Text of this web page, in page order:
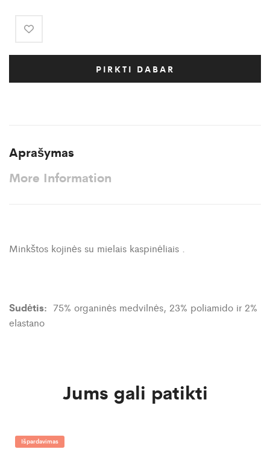
PIRKTI DABAR
Aprašymas
More Information
Minkštos kojinės su mielais kaspinėliais .
Sudėtis: 75% organinės medvilnės, 23% poliamido ir 2%
elastano
Jums gali patikti
Išpardavimas